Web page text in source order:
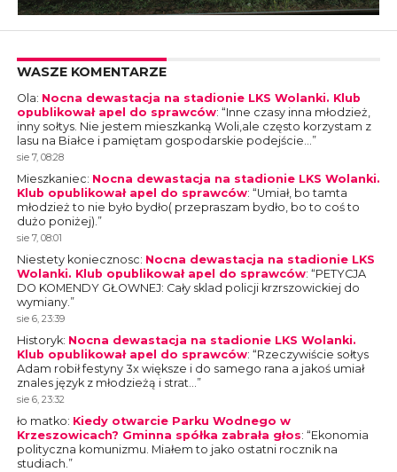
WASZE KOMENTARZE
Ola: Nocna dewastacja na stadionie LKS Wolanki. Klub
opublikował apel do sprawców: “Inne czasy inna młodzież,
inny sołtys. Nie jestem mieszkanką Woli,ale często korzystam z
lasu na Białce i pamiętam gospodarskie podejście… ”
sie 7, 08:28
Mieszkaniec: Nocna dewastacja na stadionie LKS Wolanki.
Klub opublikował apel do sprawców: “Umiał, bo tamta
młodzież to nie było bydło( przepraszam bydło, bo to coś to
dużo poniżej). ”
sie 7, 08:01
Niestety koniecznosc: Nocna dewastacja na stadionie LKS
Wolanki. Klub opublikował apel do sprawców: “PETYCJA
DO KOMENDY GŁOWNEJ: Cały sklad policji krzrszowickiej do
wymiany. ”
sie 6, 23:39
Historyk: Nocna dewastacja na stadionie LKS Wolanki.
Klub opublikował apel do sprawców: “Rzeczywiście sołtys
Adam robił festyny 3x większe i do samego rana a jakoś umiał
znales język z młodzieżą i strat… ”
sie 6, 23:32
ło matko: Kiedy otwarcie Parku Wodnego w
Krzeszowicach? Gminna spółka zabrała głos: “Ekonomia
polityczna komunizmu. Miałem to jako ostatni rocznik na
studiach. ”